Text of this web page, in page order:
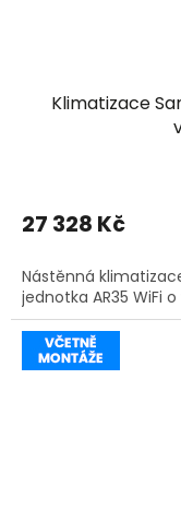
Klimatizace
27 328 Kč
Nástěnná
jednotka AR35 WiFi